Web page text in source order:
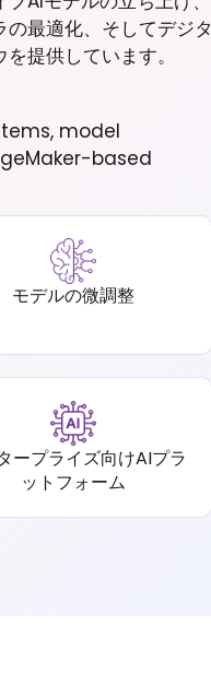
最適化、そしてデジタ
提供しています。
model
based
モデルの微調整
ープライズ向けAIプラ
ットフォーム